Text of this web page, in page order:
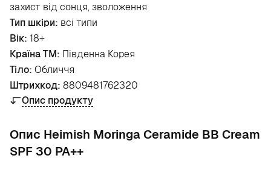
захист від сонця, зволоження
Тип шкіри: всі типи
Вік: 18+
Країна ТМ: Південна Корея
Тіло: Обличчя
Штрихкод: 8809481762320
Опис продукту
Опис Heimish Moringa Ceramide BB Cream
SPF 30 PA++